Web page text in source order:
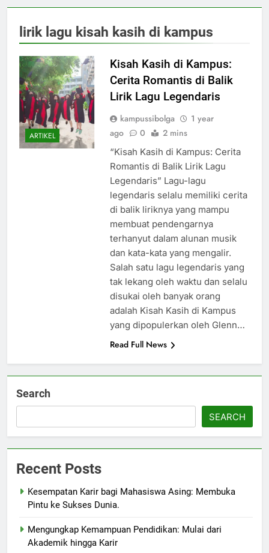
lirik lagu kisah kasih di kampus
ARTIKEL
Kisah Kasih di Kampus:
Cerita Romantis di Balik
Lirik Lagu Legendaris
kampussibolga
1 year
ago
0 2 mins
“Kisah Kasih di Kampus: Cerita
Romantis di Balik Lirik Lagu
Legendaris” Lagu-lagu
legendaris selalu memiliki cerita
di balik liriknya yang mampu
membuat pendengarnya
terhanyut dalam alunan musik
dan kata-kata yang mengalir.
Salah satu lagu legendaris yang
tak lekang oleh waktu dan selalu
disukai oleh banyak orang
adalah Kisah Kasih di Kampus
yang dipopulerkan oleh Glenn…
Read Full News
Search
SEARCH
Recent Posts
Kesempatan Karir bagi Mahasiswa Asing: Membuka
Pintu ke Sukses Dunia.
Mengungkap Kemampuan Pendidikan: Mulai dari
Akademik hingga Karir